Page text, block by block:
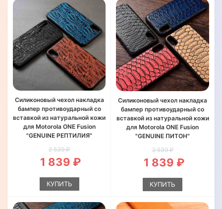
Силиконовый чехол накладка
бампер противоударный со
вставкой из натуральной кожи
для Motorola ONE Fusion
"GENUINE РЕПТИЛИЯ"
2 539 ₽
1 839 ₽
КУПИТЬ
Силиконовый чехол накладка
бампер противоударный со
вставкой из натуральной кожи
для Motorola ONE Fusion
"GENUINE ПИТОН"
2 539 ₽
1 839 ₽
КУПИТЬ